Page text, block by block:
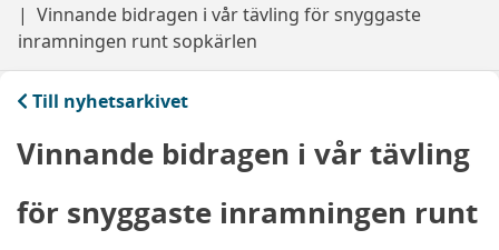
Vinnande bidragen i vår tävling för snyggaste
inramningen runt sopkärlen
Till nyhetsarkivet
Vinnande bidragen i vår tävling
för snyggaste inramningen runt